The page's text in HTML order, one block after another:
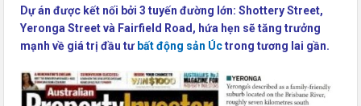
Dự án được kết nối bởi 3 tuyến đường lớn: Shottery Street,
Yeronga Street và Fairfield Road, hứa hẹn sẽ tăng trưởng
mạnh về giá trị đầu tư bất động sản Úctrong tương lai gần.